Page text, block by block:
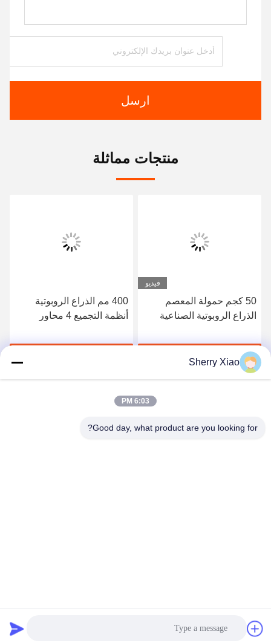
ارسل
منتجات مماثلة
فيديو
50 كجم حمولة المعصم
الذراع الروبوتية الصناعية
الصناعية ذات المحور
احصل على أفضل سعر
400 مم الذراع الروبوتية
أنظمة التجميع 4 محاور
Sherry Xiao
6:03 PM
Good day, what product are you looking for?